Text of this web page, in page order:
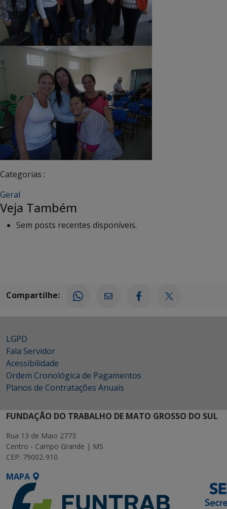
Categorias :
Geral
Veja Também
Sem posts recentes disponíveis.
Compartilhe:
LGPD
Fala Servidor
Acessibilidade
Ordem Cronológica de Pagamentos
Planos de Contratações Anuais
FUNDAÇÃO DO TRABALHO DE MATO GROSSO DO SUL
Rua 13 de Maio 2773
Centro - Campo Grande | MS
CEP: 79002-910
MAPA